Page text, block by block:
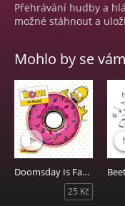
Přehrávání hudby a
možné stáhnout a
Mohlo by se
Doomsday Is Family Time
25 Kč